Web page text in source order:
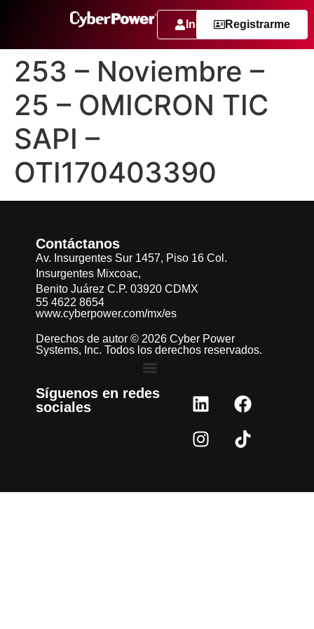
IngresarRegistrarme
253 – Noviembre –
25 – OMICRON TIC
SAPI –
OTI170403390
Contáctanos
Av. Insurgentes Sur 1457, Piso 16 Col.
Insurgentes Mixcoac,
Benito Juárez C.P. 03920 CDMX
55 4622 8654
www.cyberpower.com/mx/es
Derechos de autor © 2026 Cyber Power
Systems, Inc. Todos los derechos reservados.
Síguenos en redes
sociales